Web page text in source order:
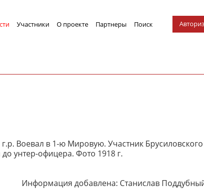
Участники О проекте Партнеры Поиск
Воевал в 1-ю Мировую. Участник Брусиловского
унтер-офицера. Фото 1918 г.
Информация добавлена: Станислав